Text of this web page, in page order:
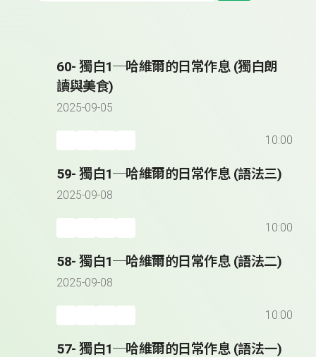
60- 獨白1─哈維爾的日常作息 (獨白朗
讀與美食)
2025-09-05
10:00
59- 獨白1─哈維爾的日常作息 (語法三)
2025-09-08
10:00
58- 獨白1─哈維爾的日常作息 (語法二)
2025-09-08
10:00
57- 獨白1─哈維爾的日常作息 (語法一)